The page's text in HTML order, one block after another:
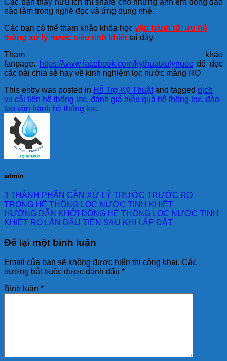
nào làm trong nghề đọc và ứng dụng nhé.
Các bạn có thể tham khảo khóa học vận hành tối ưu hệ
thống xử lý nước siêu tinh khiết tại đây.
Tham khảo
fanpage:
https://www.facebook.com/kythuatxulynuocđể đọc
các bài chia sẻ hay về kinh nghiệm lọc nước màng RO
This entry was posted in Hỗ Trợ Kỹ Thuật and tagged dịch
vụ cải tiến hệ thống lọc, đánh giá hiệu quả hệ thống lọc, đào
tạo vận hành hệ thống lọc.
admin
3 THÀNH PHẦN CẦN XỬ LÝ TRƯỚC TRƯỚC RO
TRONG HỆ THỐNG LỌC NƯỚC TINH KHIẾT
HƯỚNG DẪN KHỞI ĐỘNG HỆ THỐNG LỌC NƯỚC TINH
KHIẾT RO LẦN ĐẦU TIÊN SAU KHI LẮP ĐẶT
Để lại một bình luận
Email của bạn sẽ không được hiển thị công khai. Các
trường bắt buộc được đánh dấu *
Bình luận *